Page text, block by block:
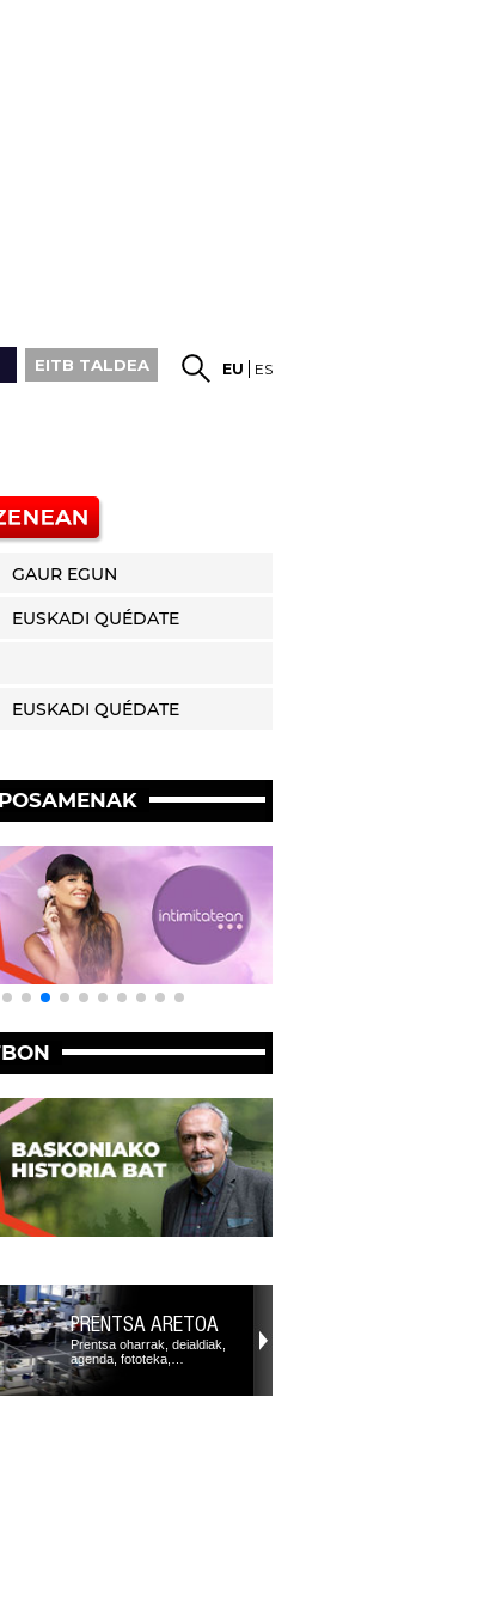
EITB TALDEA EU ES
GAUR EGUN
EUSKADI QUÉDATE
EUSKADI QUÉDATE
PRENTSA ARETOA
Prentsa oharrak, deialdiak,
agenda, fototeka,…